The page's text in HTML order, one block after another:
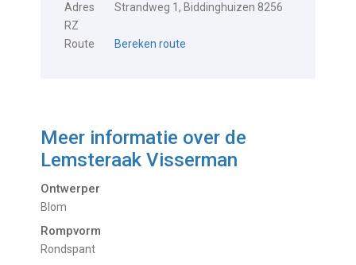
Adres
Strandweg 1, Biddinghuizen 8256
RZ
Route
Bereken route
Meer informatie over de
Lemsteraak Visserman
Ontwerper
Blom
Rompvorm
Rondspant